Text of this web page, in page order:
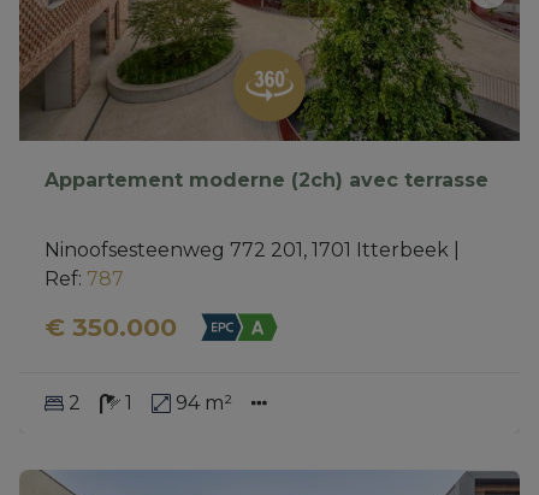
Appartement moderne (2ch) avec terrasse
Ninoofsesteenweg 772 201, 1701 Itterbeek
Ref: 787
€ 350.000
2 1 94 m²